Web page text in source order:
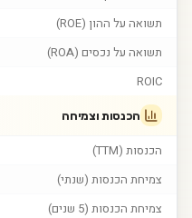
תשואה על ההון (ROE)
תשואה על נכסים (ROA)
ROIC
הכנסות וצמיחה
הכנסות (TTM)
צמיחת הכנסות (שנתי)
צמיחת הכנסות (5 שנים)